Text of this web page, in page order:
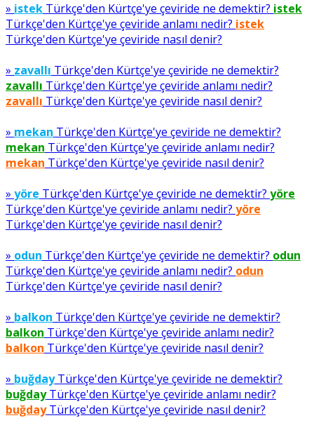
» istek Türkçe'den Kürtçe'ye çeviride ne demektir? istek
Türkçe'den Kürtçe'ye çeviride anlamı nedir? istek
Türkçe'den Kürtçe'ye çeviride nasıl denir?
» zavallı Türkçe'den Kürtçe'ye çeviride ne demektir?
zavallı Türkçe'den Kürtçe'ye çeviride anlamı nedir?
zavallı Türkçe'den Kürtçe'ye çeviride nasıl denir?
» mekan Türkçe'den Kürtçe'ye çeviride ne demektir?
mekan Türkçe'den Kürtçe'ye çeviride anlamı nedir?
mekan Türkçe'den Kürtçe'ye çeviride nasıl denir?
» yöre Türkçe'den Kürtçe'ye çeviride ne demektir? yöre
Türkçe'den Kürtçe'ye çeviride anlamı nedir? yöre
Türkçe'den Kürtçe'ye çeviride nasıl denir?
» odun Türkçe'den Kürtçe'ye çeviride ne demektir? odun
Türkçe'den Kürtçe'ye çeviride anlamı nedir? odun
Türkçe'den Kürtçe'ye çeviride nasıl denir?
» balkon Türkçe'den Kürtçe'ye çeviride ne demektir?
balkon Türkçe'den Kürtçe'ye çeviride anlamı nedir?
balkon Türkçe'den Kürtçe'ye çeviride nasıl denir?
» buğdayTürkçe'den Kürtçe'ye çeviride ne demektir?
buğdayTürkçe'den Kürtçe'ye çeviride anlamı nedir?
buğdayTürkçe'den Kürtçe'ye çeviride nasıl denir?